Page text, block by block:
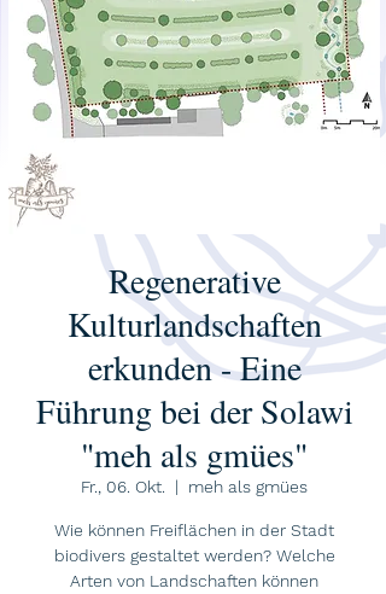
Regenerative
Kulturlandschaften
erkunden - Eine
Führung bei der Solawi
"meh als gmües"
Fr., 06. Okt.
  |
meh als gmües
Wie können Freiflächen in der Stadt
biodivers gestaltet werden? Welche
Arten von Landschaften können